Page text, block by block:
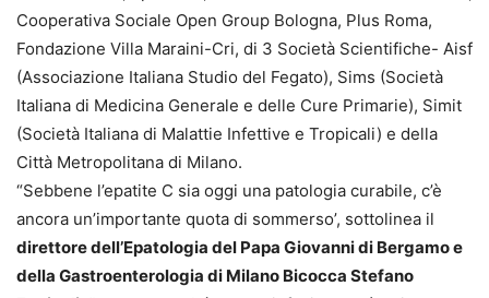
Cooperativa Sociale Open Group Bologna, Plus Roma,
Fondazione Villa Maraini-Cri, di 3 Società Scientifiche- Aisf
(Associazione Italiana Studio del Fegato), Sims (Società
Italiana di Medicina Generale e delle Cure Primarie), Simit
(Società Italiana di Malattie Infettive e Tropicali) e della
Città Metropolitana di Milano.
“Sebbene l’epatite C sia oggi una patologia curabile, c’è
ancora un’importante quota di sommerso’, sottolinea il
direttore dell’Epatologia del Papa Giovanni di Bergamo e
della Gastroenterologia di Milano Bicocca Stefano